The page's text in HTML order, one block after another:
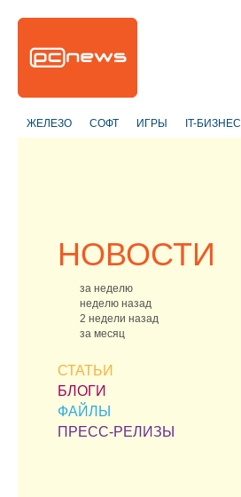
ЖЕЛЕЗО СОФТ ИГРЫ IT-БИЗНЕС
НОВОСТИ
за неделю
неделю назад
2 недели назад
за месяц
СТАТЬИ
БЛОГИ
ФАЙЛЫ
ПРЕСС-РЕЛИЗЫ